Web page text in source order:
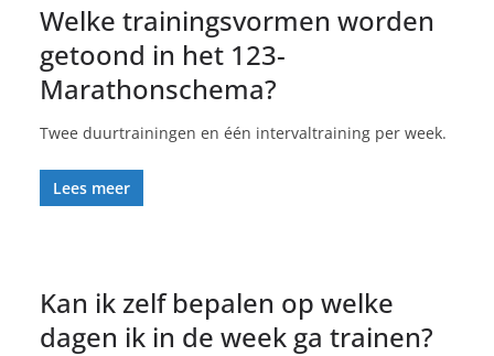
Welke trainingsvormen worden
getoond in het 123-
Marathonschema?
Twee duurtrainingen en één intervaltraining per week.
Lees meer
Kan ik zelf bepalen op welke
dagen ik in de week ga trainen?